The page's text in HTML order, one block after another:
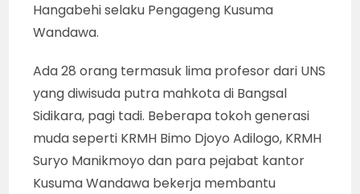
Hangabehi selaku Pengageng Kusuma
Wandawa.
Ada 28 orang termasuk lima profesor dari UNS
yang diwisuda putra mahkota di Bangsal
Sidikara, pagi tadi. Beberapa tokoh generasi
muda seperti KRMH Bimo Djoyo Adilogo, KRMH
Suryo Manikmoyo dan para pejabat kantor
Kusuma Wandawa bekerja membantu